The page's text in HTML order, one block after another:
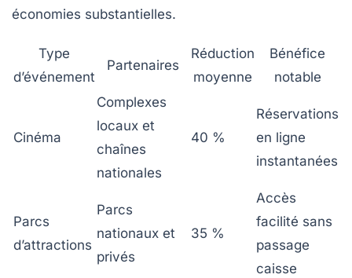
économies substantielles.
Type
d’événement
Partenaires
Réduction
moyenne
Bénéfice
notable
Cinéma
Complexes
locaux et
chaînes
nationales
40 %
Réservations
en ligne
instantanées
Parcs
d’attractions
Parcs
nationaux et
privés
35 %
Accès
facilité sans
passage
caisse